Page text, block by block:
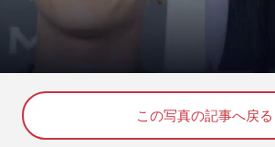
n
u
o
d
:
この写真の記事へ戻る